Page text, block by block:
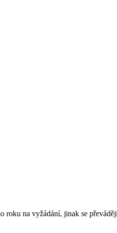
roku na vyžádání, jinak se